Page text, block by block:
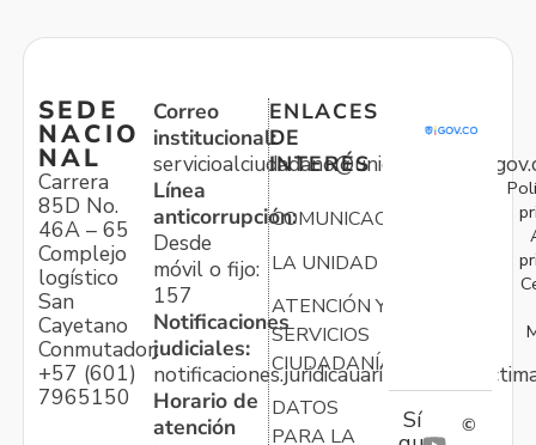
SEDE
NACIO
NAL
Carrera
85D No.
46A – 65
Complejo
logístico
San
Cayetano
Conmutador:
+57 (601)
7965150
Correo
institucional:
Línea
anticorrupción:
Desde
móvil o fijo:
157
Notificaciones
judiciales:
Horario de
atención
ENLACES
DE
INTERÉS
COMUNICACIONES
LA UNIDAD
ATENCIÓN Y
SERVICIOS
CIUDADANÍA
DATOS
PARA LA
Sí
©